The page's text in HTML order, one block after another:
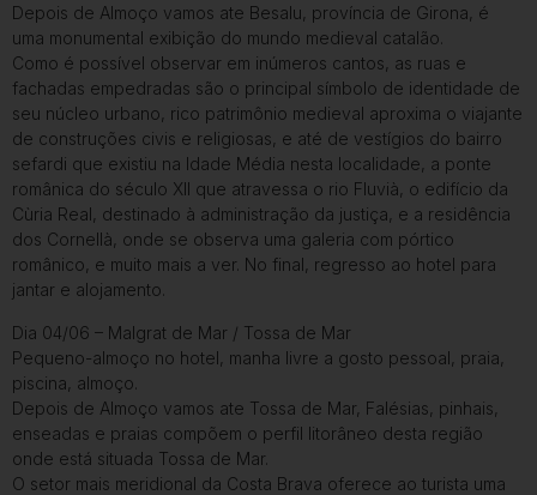
Depois de Almoço vamos ate Besalu, província de Girona, é
uma monumental exibição do mundo medieval catalão.
Como é possível observar em inúmeros cantos, as ruas e
fachadas empedradas são o principal símbolo de identidade de
seu núcleo urbano, rico patrimônio medieval aproxima o viajante
de construções civis e religiosas, e até de vestígios do bairro
sefardi que existiu na Idade Média nesta localidade, a ponte
românica do século XII que atravessa o rio Fluvià, o edifício da
Cùria Real, destinado à administração da justiça, e a residência
dos Cornellà, onde se observa uma galeria com pórtico
românico, e muito mais a ver. No final, regresso ao hotel para
jantar e alojamento.
Dia 04/06 – Malgrat de Mar / Tossa de Mar
Pequeno-almoço no hotel, manha livre a gosto pessoal, praia,
piscina, almoço.
Depois de Almoço vamos ate Tossa de Mar, Falésias, pinhais,
enseadas e praias compõem o perfil litorâneo desta região
onde está situada Tossa de Mar.
O setor mais meridional da Costa Brava oferece ao turista uma